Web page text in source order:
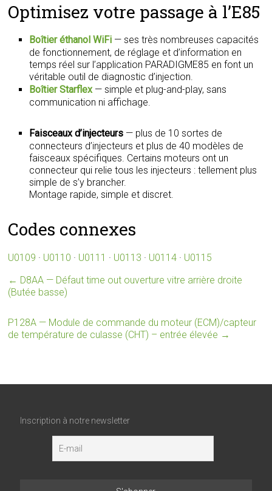
Optimisez votre passage à l’E85
Boîtier éthanol WiFi — ses très nombreuses capacités
de fonctionnement, de réglage et d’information en
temps réel sur l’application PARADIGME85 en font un
véritable outil de diagnostic d’injection.
Boîtier Starflex— simple et plug-and-play, sans
communication ni affichage.
Faisceaux d’injecteurs — plus de 10 sortes de
connecteurs d’injecteurs et plus de 40 modèles de
faisceaux spécifiques. Certains moteurs ont un
connecteur qui relie tous les injecteurs : tellement plus
simple de s’y brancher.
Montage rapide, simple et discret.
Codes connexes
U0109 · U0110 · U0111 · U0113 · U0114 · U0115
← D8AA — Défaut time out ouverture vitre arrière droite
(Butée basse)
P128A — Module de commande du moteur (ECM)/capteur
de température de culasse (CHT) – entrée élevée →
Inscription à notre newsletter